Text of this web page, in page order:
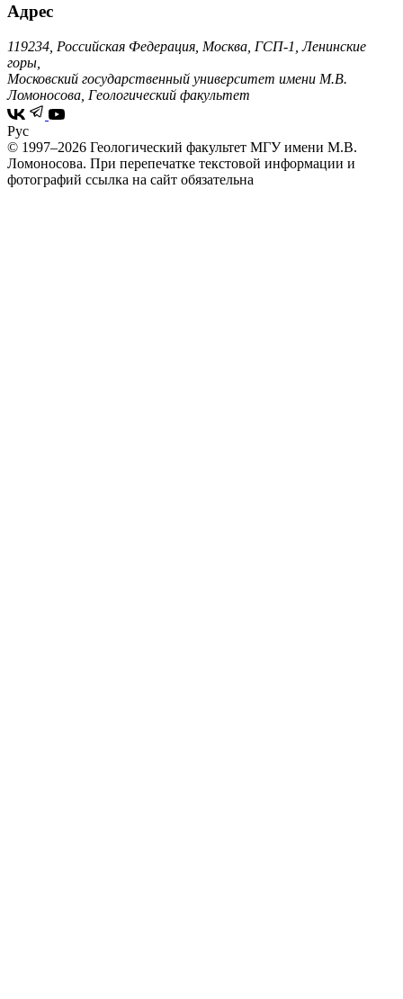
Адрес
119234, Российская Федерация, Москва, ГСП-1, Ленинские
горы,
Московский государственный университет имени М.В.
Ломоносова, Геологический факультет
Рус
© 1997–2026 Геологический факультет МГУ имени М.В.
Ломоносова. При перепечатке текстовой информации и
фотографий ссылка на сайт обязательна